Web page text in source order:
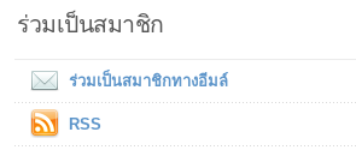
ร่วมเป็นสมาชิก
ร่วมเป็นสมาชิกทางอีมล์
RSS